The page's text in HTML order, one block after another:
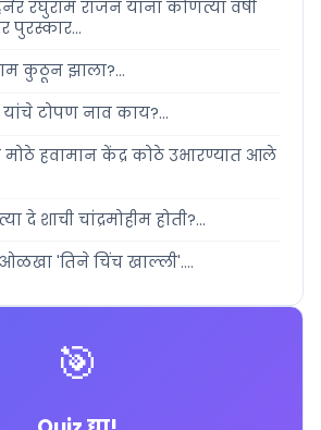
रघुराम राजन यांना कोणत्या वर्षी
पुरस्कार...
कुठून झाला?...
टोपण नाव काय?...
मोठे हवामान केंद्र कोठे उभारण्यात आले
दे शाची चांद्रमोहीम होती?...
ओळखा 'तिने चिंच खाल्ली'....
🎯